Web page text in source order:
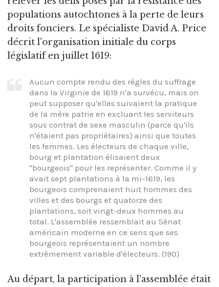
populations autochtones à la perte de leurs
droits fonciers. Le spécialiste David A. Price
décrit l'organisation initiale du corps
législatif en juillet 1619:
Aucun compte rendu des règles du suffrage
dans la Virginie de 1619 n'a survécu, mais on
peut supposer qu'elles suivaient la pratique
de la mère patrie en excluant les serviteurs
sous contrat de sexe masculin (parce qu'ils
n'étaient pas propriétaires) ainsi que toutes
les femmes. Les électeurs de chaque ville,
bourg et plantation élisaient deux
"bourgeois" pour les représenter. Comme il y
avait sept plantations à la mi-1619, les
bourgeois comprenaient huit hommes des
villes et des bourgs et quatorze des
plantations, soit vingt-deux hommes au
total. L'assemblée ressemblait au Sénat
américain moderne en ce sens que ses
bourgeois représentaient un nombre
extrêmement variable d'électeurs. (190)
Au départ, la participation à l'assemblée était